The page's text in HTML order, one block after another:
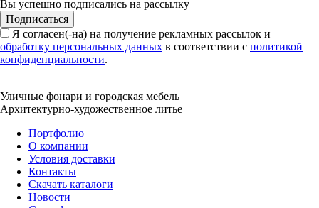
Вы успешно подписались на рассылку
Подписаться
Я согласен(-на) на получение рекламных рассылок и
обработку персональных данных в соответствии с политикой
конфиденциальности.
Уличные фонари и городская мебель
Архитектурно-художественное литье
Портфолио
О компании
Условия доставки
Контакты
Скачать каталоги
Новости